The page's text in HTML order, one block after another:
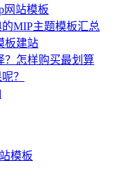
网站模板
MIP主题模板汇总
板建站
？怎样购买最划算
？